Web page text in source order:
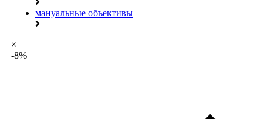
мануальные объективы
×
-8%